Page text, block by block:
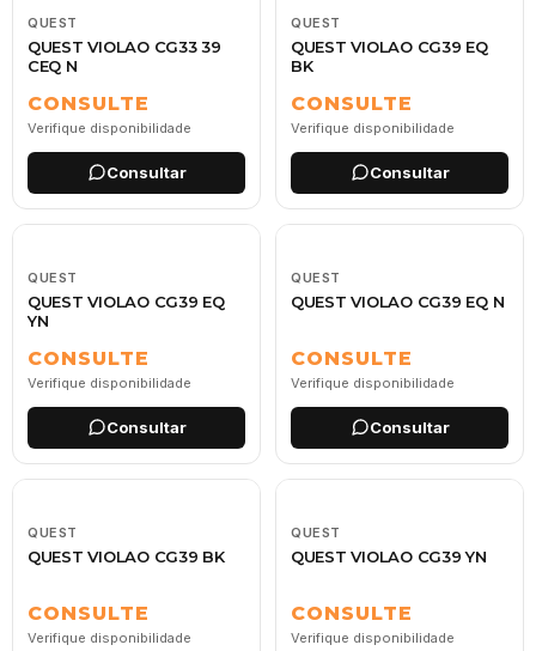
QUEST
QUEST VIOLAO CG33 39
CEQ N
CONSULTE
Verifique disponibilidade
Consultar
QUEST
QUEST VIOLAO CG39 EQ
BK
CONSULTE
Verifique disponibilidade
Consultar
QUEST
QUEST VIOLAO CG39 EQ
YN
CONSULTE
Verifique disponibilidade
Consultar
QUEST
QUEST VIOLAO CG39 EQ N
CONSULTE
Verifique disponibilidade
Consultar
QUEST
QUEST VIOLAO CG39 BK
CONSULTE
Verifique disponibilidade
QUEST
QUEST VIOLAO CG39 YN
CONSULTE
Verifique disponibilidade